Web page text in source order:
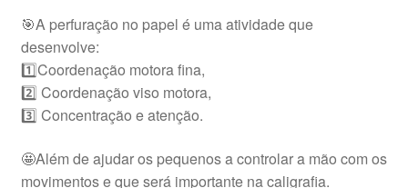
🎯A perfuração no papel é uma atividade que
desenvolve:
1️⃣Coordenação motora fina,
2️⃣ Coordenação viso motora,
3️⃣ Concentração e atenção.
🤩Além de ajudar os pequenos a controlar a mão com os
movimentos e que será importante na caligrafia.